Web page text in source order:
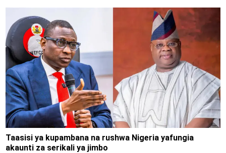
Taasisi ya kupambana na rushwa Nigeria yafungia
akaunti za serikali ya jimbo